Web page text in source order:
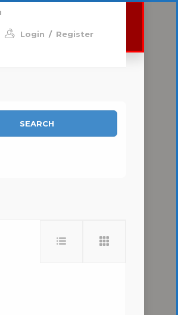
Login / Register
SEARCH